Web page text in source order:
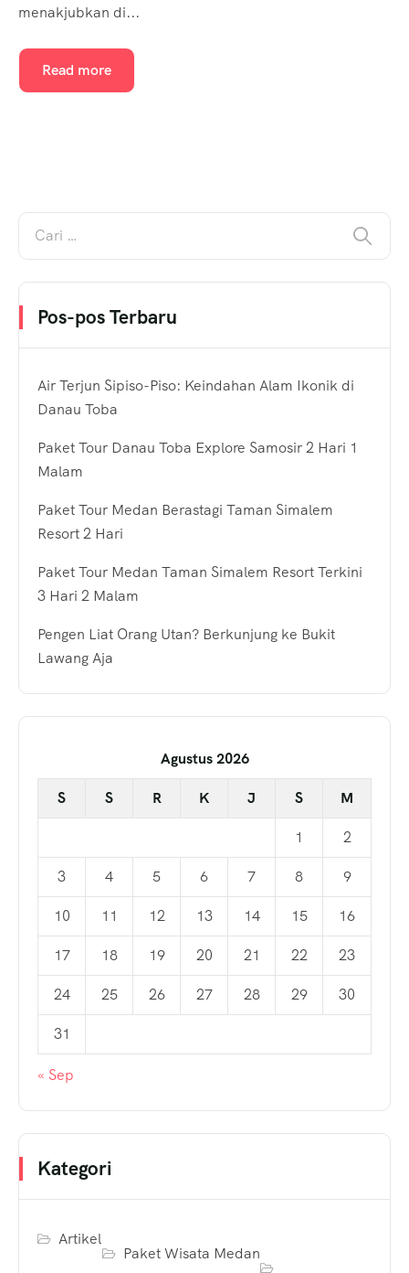
menakjubkan di...
Read more
Pos-pos Terbaru
Air Terjun Sipiso-Piso: Keindahan Alam Ikonik di
Danau Toba
Paket Tour Danau Toba Explore Samosir 2 Hari 1
Malam
Paket Tour Medan Berastagi Taman Simalem
Resort 2 Hari
Paket Tour Medan Taman Simalem Resort Terkini
3 Hari 2 Malam
Pengen Liat Orang Utan? Berkunjung ke Bukit
Lawang Aja
Agustus 2026
S S R K J S M
1 2
3 4 5 6 7 8 9
10 11 12 13 14 15 16
17 18 19 20 21 22 23
24 25 26 27 28 29 30
31
« Sep
Kategori
Artikel
Paket Wisata Medan